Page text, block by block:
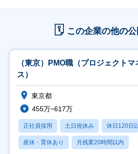
この企業の他の
（東京）PMO職（プロジェクト
ス）
東京都
455万~617万
正社員採用 土日祝休み 休日120日
産休・育休あり 月残業20時間以内